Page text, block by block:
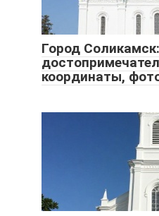
Город Соликамск:
координаты,